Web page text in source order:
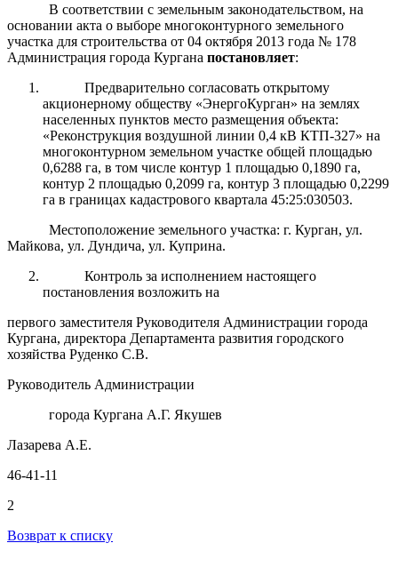
В соответствии с земельным законодательством, на
основании акта о выборе многоконтурного земельного
участка для строительства от 04 октября 2013 года № 178
Администрация города Кургана постановляет:
Предварительно согласовать открытому
акционерному обществу «ЭнергоКурган» на землях
населенных пунктов место размещения объекта:
«Реконструкция воздушной линии 0,4 кВ КТП-327» на
многоконтурном земельном участке общей площадью
0,6288 га, в том числе контур 1 площадью 0,1890 га,
контур 2 площадью 0,2099 га, контур 3 площадью 0,2299
га в границах кадастрового квартала 45:25:030503.
Местоположение земельного участка: г. Курган, ул.
Майкова, ул. Дундича, ул. Куприна.
Контроль за исполнением настоящего
постановления возложить на
первого заместителя Руководителя Администрации города
Кургана, директора Департамента развития городского
хозяйства Руденко С.В.
Руководитель Администрации
города Кургана А.Г. Якушев
Лазарева А.Е.
46-41-11
2
Возврат к списку